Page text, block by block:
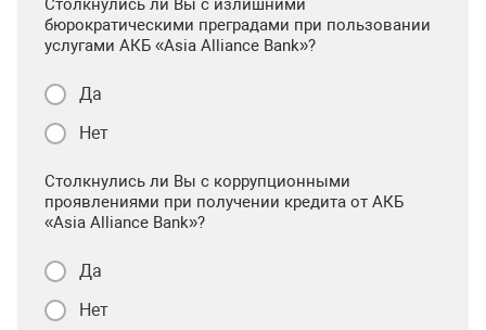
Столкнулись ли Вы с излишними
бюрократическими преградами при пользовании
услугами АКБ «Asia Alliance Bank»?
Да
Нет
Столкнулись ли Вы с коррупционными
проявлениями при получении кредита от АКБ
«Asia Alliance Bank»?
Да
Нет